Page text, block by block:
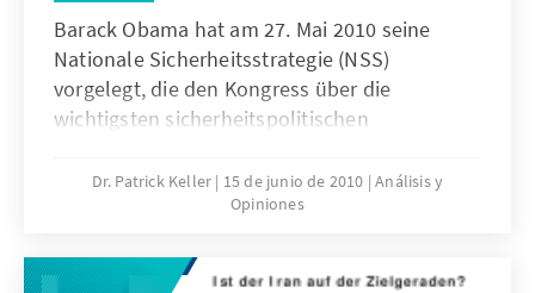
Barack Obama hat am 27. Mai 2010 seine
Nationale Sicherheitsstrategie (NSS)
vorgelegt, die den Kongress über die
wichtigsten sicherheitspolitischen
wie die amerikanische Regierung ihnen
begegnen will. Im Vergleich zu den
sich in zentralen Punkten sowohl Kontinuität
Dr. Patrick Keller 15 de junio de 2010 Análisis y
Opiniones